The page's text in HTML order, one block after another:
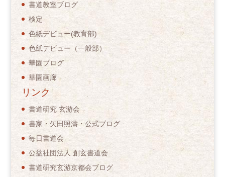
書道教室ブログ
検定
色紙デビュー(教育部)
色紙デビュー（一般部）
華園ブログ
華園画廊
リンク
書道研究 玄游会
書家・矢田照濤・公式ブログ
毎日書道会
公益社団法人 創玄書道会
書道研究玄游京都会ブログ